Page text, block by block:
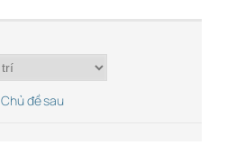
Chủ đề sau